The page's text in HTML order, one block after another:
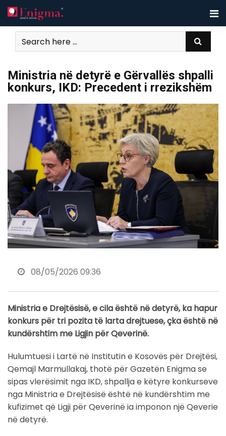
Skip
to
content
Ministria në detyrë e Gërvallës shpalli
konkurs, IKD: Precedent i rrezikshëm
08/05/2026 09:36
Ministria e Drejtësisë, e cila është në detyrë, ka hapur
konkurs për tri pozita të larta drejtuese, çka është në
kundërshtim me Ligjin për Qeverinë.
Hulumtuesi i Lartë në Institutin e Kosovës për Drejtësi,
Qemajl Marmullakaj, thotë për Gazetën Enigma se
sipas vlerësimit nga IKD, shpallja e këtyre konkurseve
nga Ministria e Drejtësisë është në kundërshtim me
kufizimet që Ligji për Qeverinë ia imponon një Qeverie
në detyrë.